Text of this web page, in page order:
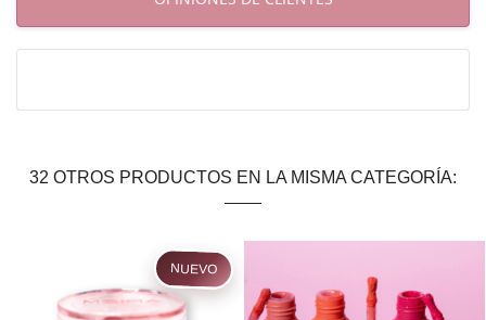
32 OTROS PRODUCTOS EN LA MISMA CATEGORÍA: